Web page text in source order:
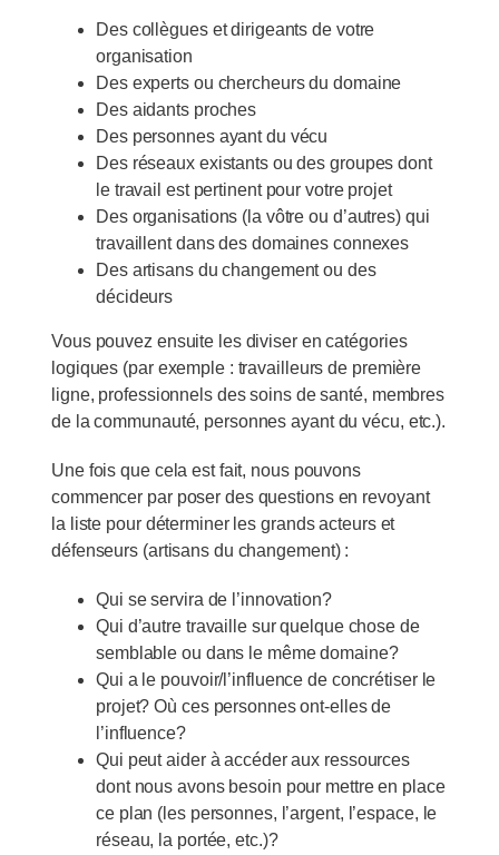
Des collègues et dirigeants de votre
organisation
Des experts ou chercheurs du domaine
Des aidants proches
Des personnes ayant du vécu
Des réseaux existants ou des groupes dont
le travail est pertinent pour votre projet
Des organisations (la vôtre ou d’autres) qui
travaillent dans des domaines connexes
Des artisans du changement ou des
décideurs
Vous pouvez ensuite les diviser en catégories
logiques (par exemple : travailleurs de première
ligne, professionnels des soins de santé, membres
de la communauté, personnes ayant du vécu, etc.).
Une fois que cela est fait, nous pouvons
commencer par poser des questions en revoyant
la liste pour déterminer les grands acteurs et
défenseurs (artisans du changement) :
Qui se servira de l’innovation?
Qui d’autre travaille sur quelque chose de
semblable ou dans le même domaine?
Qui a le pouvoir/l’influence de concrétiser le
projet? Où ces personnes ont-elles de
l’influence?
Qui peut aider à accéder aux ressources
dont nous avons besoin pour mettre en place
ce plan (les personnes, l’argent, l’espace, le
réseau, la portée, etc.)?